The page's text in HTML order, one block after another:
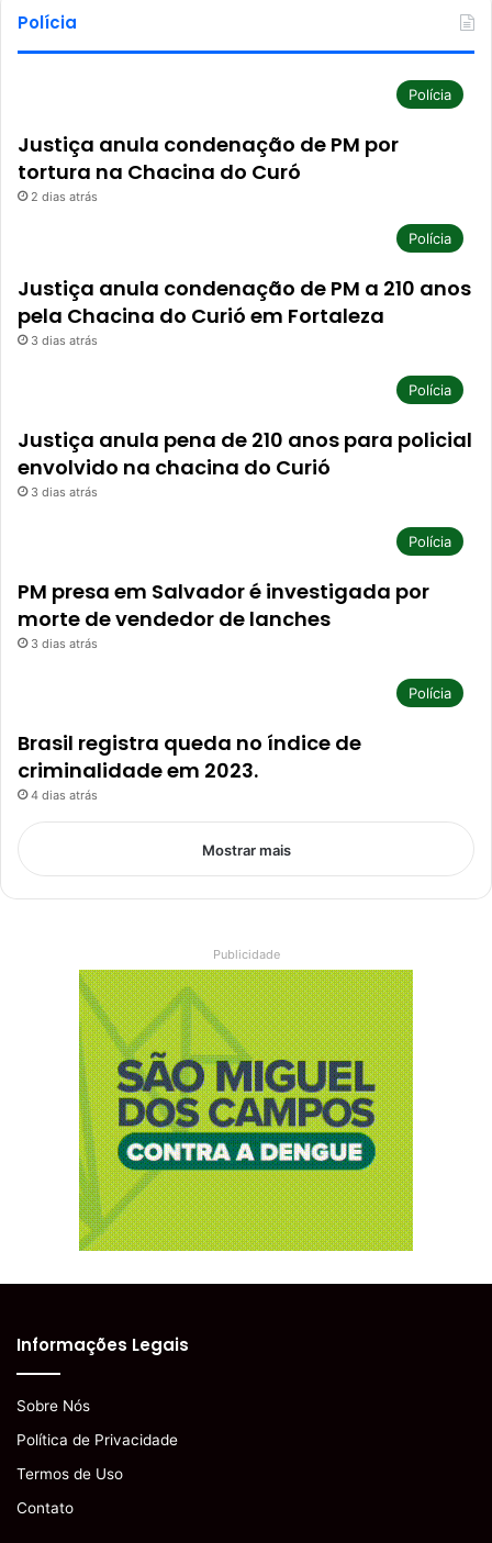
Polícia
Polícia
Justiça anula condenação de PM por
tortura na Chacina do Curó
2 dias atrás
Polícia
Justiça anula condenação de PM a 210 anos
pela Chacina do Curió em Fortaleza
3 dias atrás
Polícia
Justiça anula pena de 210 anos para policial
envolvido na chacina do Curió
3 dias atrás
Polícia
PM presa em Salvador é investigada por
morte de vendedor de lanches
3 dias atrás
Polícia
Brasil registra queda no índice de
criminalidade em 2023.
4 dias atrás
Mostrar mais
Publicidade
Informações Legais
Sobre Nós
Política de Privacidade
Termos de Uso
Contato